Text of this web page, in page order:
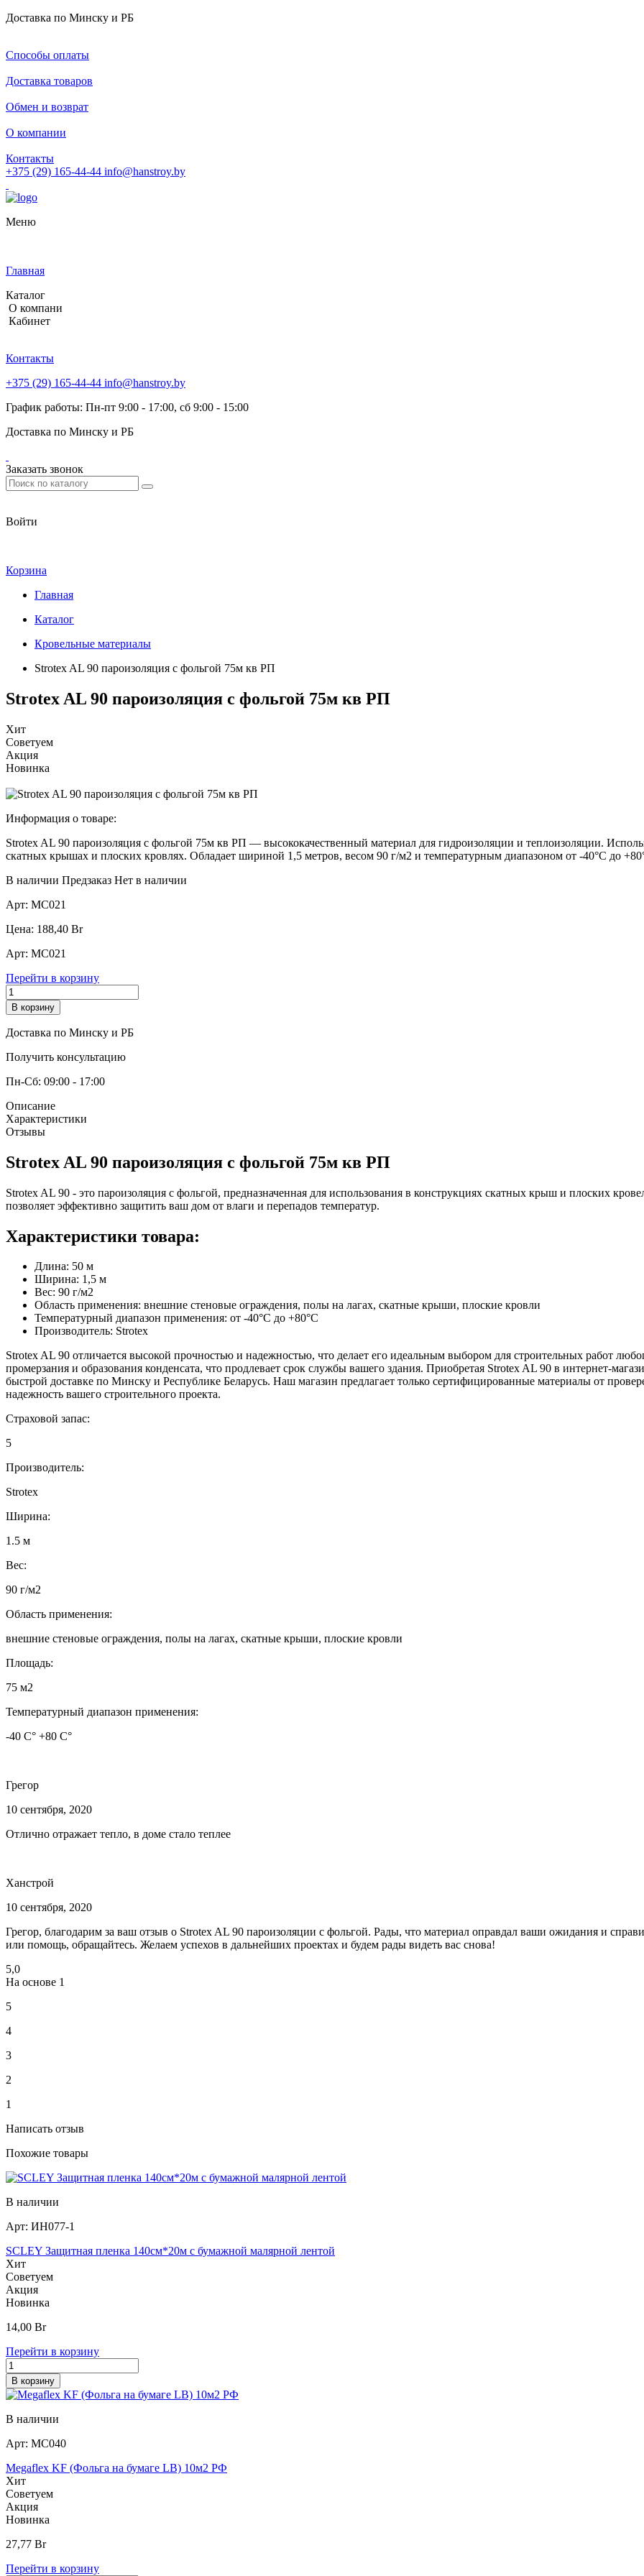
Доставка по Минску и РБ
Способы оплаты
Доставка товаров
Обмен и возврат
О компании
Контакты
+375 (29) 165-44-44 info@hanstroy.by
Меню
Главная
Каталог
О компани
Кабинет
Контакты
+375 (29) 165-44-44 info@hanstroy.by
График работы: Пн-пт 9:00 - 17:00, сб 9:00 - 15:00
Доставка по Минску и РБ
Заказать звонок
Войти
Корзина
Главная
Каталог
Кровельные материалы
Strotex AL 90 пароизоляция с фольгой 75м кв РП
Strotex AL 90 пароизоляция с фольгой 75м кв РП
Хит
Советуем
Акция
Новинка
Информация о товаре:
Strotex AL 90 пароизоляция с фольгой 75м кв РП — высококачественный материал для гидроизоляции и теплоизоляции.
скатных крышах и плоских кровлях. Обладает шириной 1,5 метров, весом 90 г/м2 и температурным диапазоном от -40°C до
В наличии Предзаказ Нет в наличии
Арт: МС021
Цена: 188,40 Br
Арт: МС021
Перейти в корзину
В корзину
Доставка по Минску и РБ
Получить консультацию
Пн-Сб: 09:00 - 17:00
Описание
Характеристики
Отзывы
Strotex AL 90 пароизоляция с фольгой 75м кв РП
Strotex AL 90 - это пароизоляция с фольгой, предназначенная для использования в конструкциях скатных крыш и плоских
позволяет эффективно защитить ваш дом от влаги и перепадов температур.
Характеристики товара:
Длина: 50 м
Ширина: 1,5 м
Вес: 90 г/м2
Область применения: внешние стеновые ограждения, полы на лагах, скатные крыши, плоские кровли
Температурный диапазон применения: от -40°C до +80°C
Производитель: Strotex
Strotex AL 90 отличается высокой прочностью и надежностью, что делает его идеальным выбором для строительных работ
промерзания и образования конденсата, что продлевает срок службы вашего здания. Приобретая Strotex AL 90 в интернет-
быстрой доставке по Минску и Республике Беларусь. Наш магазин предлагает только сертифицированные материалы от
надежность вашего строительного проекта.
Страховой запас:
5
Производитель:
Strotex
Ширина:
1.5 м
Вес:
90 г/м2
Область применения:
внешние стеновые ограждения, полы на лагах, скатные крыши, плоские кровли
Площадь:
75 м2
Температурный диапазон применения:
-40 С° +80 С°
Грегор
10 сентября, 2020
Отлично отражает тепло, в доме стало теплее
Ханстрой
10 сентября, 2020
Грегор, благодарим за ваш отзыв о Strotex AL 90 пароизоляции с фольгой. Рады, что материал оправдал ваши ожидания и
или помощь, обращайтесь. Желаем успехов в дальнейших проектах и будем рады видеть вас снова!
5,0
На основе 1
5
4
3
2
1
Написать отзыв
Похожие товары
В наличии
Арт: ИН077-1
SCLEY Защитная пленка 140см*20м с бумажной малярной лентой
Хит
Советуем
Акция
Новинка
14,00 Br
Перейти в корзину
В корзину
В наличии
Арт: МС040
Megaflex KF (Фольга на бумаге LB) 10м2 РФ
Хит
Советуем
Акция
Новинка
27,77 Br
Перейти в корзину